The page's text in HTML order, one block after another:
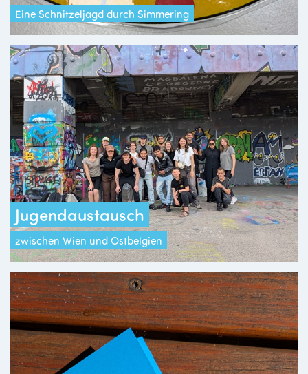
Eine Schnitzeljagd durch Simmering
Jugendaustausch
zwischen Wien und Ostbelgien